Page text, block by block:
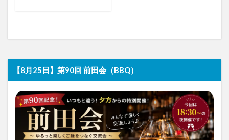
【8月25日】第90回 前田会（BBQ）